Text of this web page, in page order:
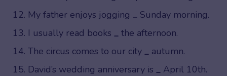
My father enjoys jogging _ Sunday morning.
I usually read books _ the afternoon.
The circus comes to our city _ autumn.
David’s wedding anniversary is _ April 10th.